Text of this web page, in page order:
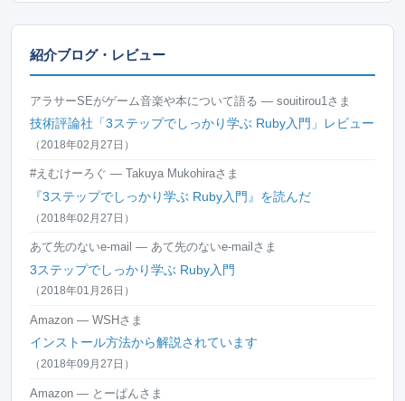
紹介ブログ・レビュー
アラサーSEがゲーム音楽や本について語る — souitirou1さま
技術評論社「3ステップでしっかり学ぶ Ruby入門」レビュー
（2018年02月27日）
#えむけーろぐ — Takuya Mukohiraさま
『3ステップでしっかり学ぶ Ruby入門』を読んだ
（2018年02月27日）
あて先のないe-mail — あて先のないe-mailさま
3ステップでしっかり学ぶ Ruby入門
（2018年01月26日）
Amazon — WSHさま
インストール方法から解説されています
（2018年09月27日）
Amazon — とーぱんさま